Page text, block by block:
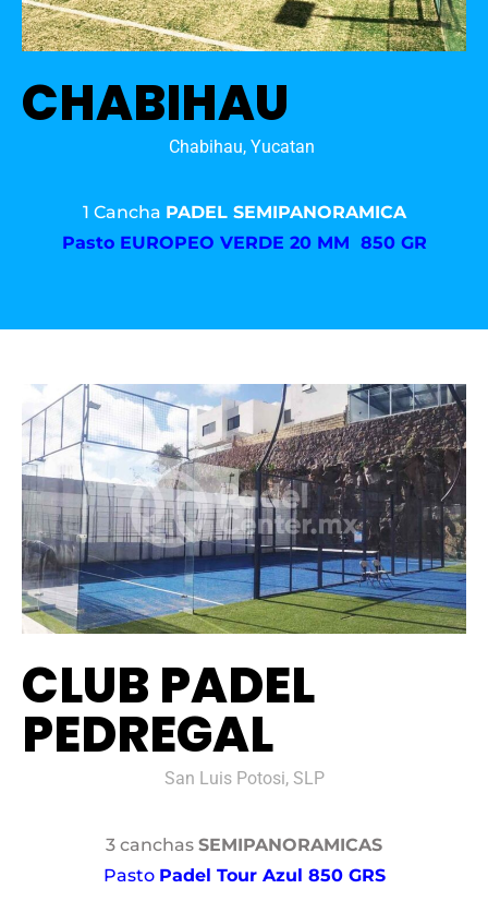
CHABIHAU
Chabihau, Yucatan
1 Cancha PADEL SEMIPANORAMICA
Pasto EUROPEO VERDE 20 MM 850 GR
CLUB PADEL
PEDREGAL
San Luis Potosi, SLP
3 canchas SEMIPANORAMICAS
Pasto Padel Tour Azul 850 GRS